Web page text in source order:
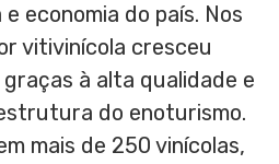
economia do país. Nos
vitivinícola cresceu
à alta qualidade e
do enoturismo.
mais de 250 vinícolas,